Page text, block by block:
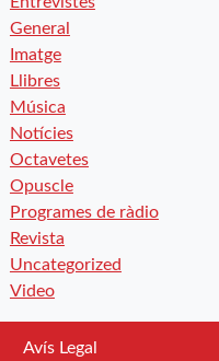
General
Imatge
Llibres
Música
Notícies
Octavetes
Opuscle
Programes de ràdio
Revista
Uncategorized
Video
Avís Legal